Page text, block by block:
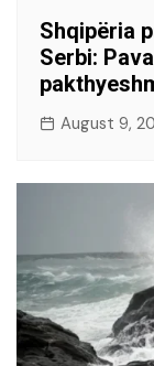
Shqipëria
Serbi:
August 9,